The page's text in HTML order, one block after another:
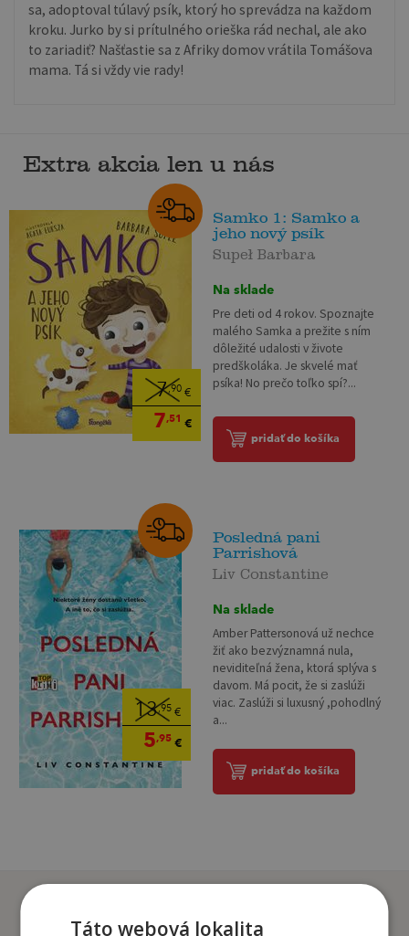
sa, adoptoval túlavý psík, ktorý ho sprevádza na každom
kroku. Jurko by si prítulného orieška rád nechal, ale ako
to zariadiť? Našťastie sa z Afriky domov vrátila Tomášova
mama. Tá si vždy vie rady!
Extra akcia len u nás
7,90€
7,51 €
Samko 1: Samko a
jeho nový psík
Supeł Barbara
Na sklade
Pre deti od 4 rokov. Spoznajte
malého Samka a prežite s ním
dôležité udalosti v živote
predškoláka. Je skvelé mať
psíka! No prečo toľko spí?...
pridať do košíka
13,95€
5,95€
Posledná pani
Parrishová
Liv Constantine
Na sklade
Amber Pattersonová už nechce
žiť ako bezvýznamná nula,
neviditeľná žena, ktorá splýva s
davom. Má pocit, že si zaslúži
viac. Zaslúži si luxusný ,pohodlný
a...
pridať do košíka
Zákazníci, ktorí si kúpili
tento titul si tiež kúpili
Táto webová lokalita